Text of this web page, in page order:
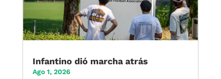
Infantino dió marcha atrás
Ago 1, 2026